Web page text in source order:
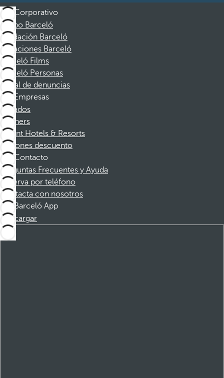
Corporativo
Grupo Barceló
Fundación Barceló
Vacaciones Barceló
Barceló Films
Barceló Personas
Canal de denuncias
Empresas
Afiliados
Partners
Dorint Hotels & Resorts
Cupones descuento
Contacto
Preguntas Frecuentes y Ayuda
Reserva por teléfono
Contacta con nosotros
Barceló App
Descargar